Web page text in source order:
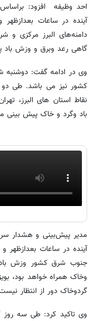
احد وظیفه افزود:
آینده در ساعات
دامنه‌های البرز مرکزی و
گاهی رعد وبرق و وزش
وی در ادامه گفت:
کشور نیز می باشد. طی دو
نقاط استان های البرز،
باد وگرد و خاک پیش بینی
مدیر پیش‌بینی و هشدار
آینده در ساعات
جنوب شرق کشور وزش
وخاک همراه خواهد بود،
گردوخاک دور از انتظار
وی تاکید کرد: طی سه روز